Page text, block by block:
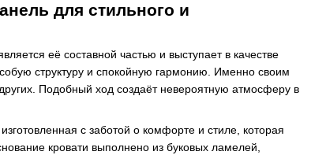
для стильного и
её составной частью и выступает в качестве
структуру и спокойную гармонию. Именно своим
Подобный ход создаёт невероятную атмосферу в
с заботой о комфорте и стиле, которая
кровати выполнено из буковых ламелей,